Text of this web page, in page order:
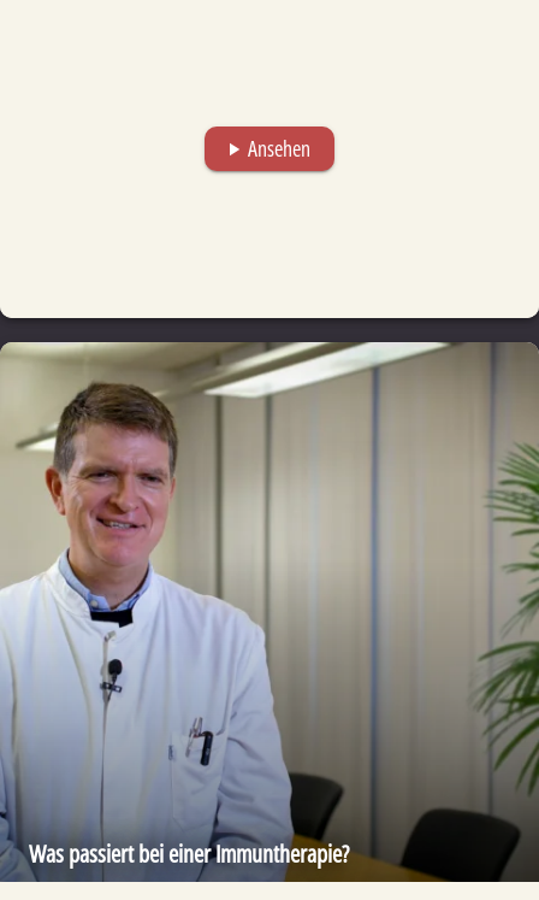
play_arrow Ansehen
Was passiert bei einer Immuntherapie?